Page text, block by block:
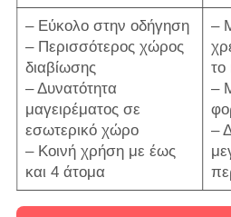
– Εύκολο στην οδήγηση
– Περισσότερος χώρος
διαβίωσης
– Δυνατότητα
μαγειρέματος σε
εσωτερικό χώρο
– Κοινή χρήση με έως
και 4 άτομα
–
το
–
–